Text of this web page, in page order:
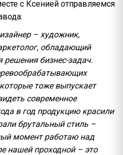
с Ксенией отправляемся
– художник,
обладающий
решения бизнес-задач.
тоже выпускает
современное
в год продукцию красили
брутальный стиль –
момент работаю над
нашей проходной – это